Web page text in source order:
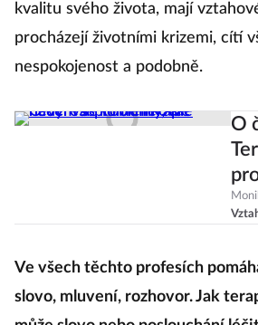
kvalitu svého života, mají
procházejí životními krizemi, cítí
nespokojenost a podobně.
O
Ve všech těchto profesích
slovo, mluvení, rozhovor. Jak